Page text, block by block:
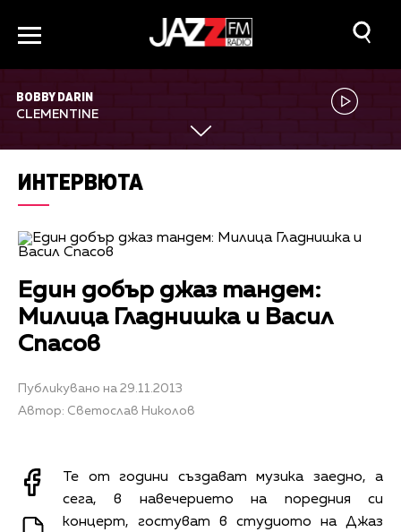
BOBBY DARIN
CLEMENTINE
ИНТЕРВЮТА
Един добър джаз тандем:
Милица Гладнишка и Васил
Спасов
Публикувано на 29.11.2013
Автор: Светослав Николов
Те от години създават музика заедно, а
сега, в навечерието на поредния си
концерт, гостуват в студиото на Джаз